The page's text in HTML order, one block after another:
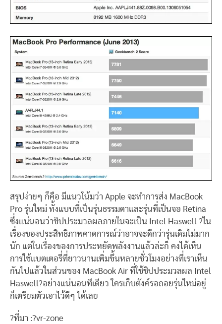
สรุปง่ายๆ ก็คือ มีแนวโน้มว่า Apple จะทำการส่ง MacBook
Pro รุ่นใหม่ ทั้งแบบที่เป็นรุ่นธรรมดาและรุ่นที่เป็นจอ Retina
ซึ่งแน่นอนว่าชิปประมวลผลภายในจะเป็น Intel Haswell ?ใน
เรื่องของประสิทธิภาพคาดการณ์ว่าอาจจะดีกว่ารุ่นเดิมไม่มาก
นัก แต่ในเรื่องของการประหยัดพลังงานแล้วล่ะก็ คงได้เห็น
การใช้แบตเตอรี่ที่ยาวนานเพิ่มขึ้นหลายชั่วโมงอย่างที่เราเห็น
กันไปแล้วในส่วนของ MacBook Air ที่ใช้ชิปประมวลผล Intel
Haswell?อย่างแน่นอนทีเดียว ใครเก็บตังค์รอถอยรุ่นใหม่อยู่
ก็เตรียมตัวเอาไว้ดีๆ ได้เลย
?ที่มา :?vr-zone